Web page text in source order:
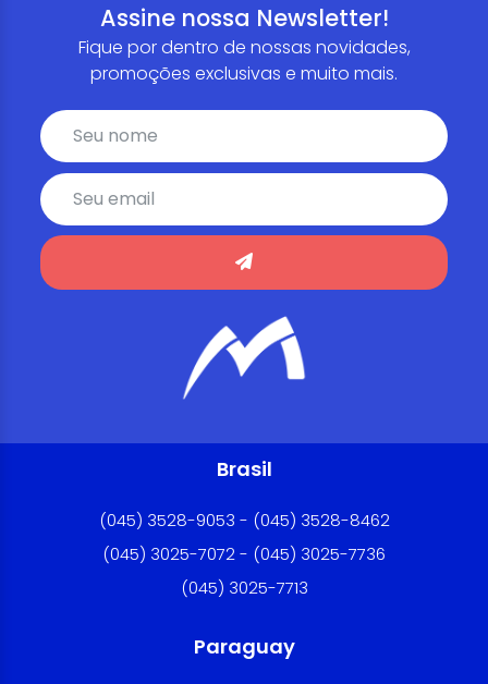
Assine nossa Newsletter!
Fique por dentro de nossas novidades,
promoções exclusivas e muito mais.
Brasil
(045) 3528-9053 - (045) 3528-8462
(045) 3025-7072 - (045) 3025-7736
(045) 3025-7713
Paraguay